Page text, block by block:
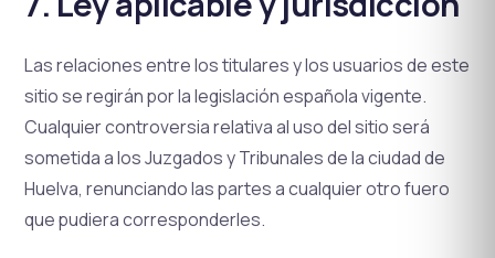
Las relaciones entre los titulares y los usuarios de este
sitio se regirán por la legislación española vigente.
Cualquier controversia relativa al uso del sitio será
sometida a los Juzgados y Tribunales de la ciudad de
Huelva, renunciando las partes a cualquier otro fuero
que pudiera corresponderles.